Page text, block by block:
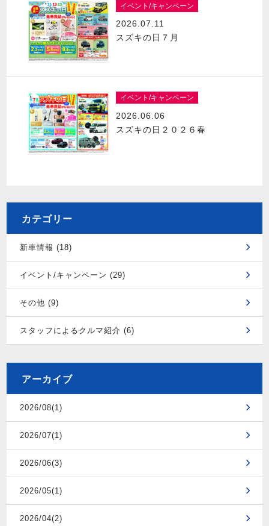
イベント/キャンペーン
2026.07.11
スズキの日７月
イベント/キャンペーン
2026.06.06
スズキの日２０２６春
カテゴリー
新車情報 (18)
イベント/キャンペーン (29)
その他 (9)
スタッフによるクルマ紹介 (6)
アーカイブ
2026/08(1)
2026/07(1)
2026/06(3)
2026/05(1)
2026/04(2)